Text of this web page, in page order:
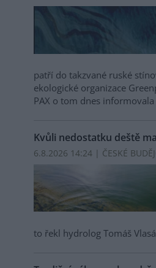
patří do takzvané ruské
ekologické organizace
PAX o tom dnes informovala
Kvůli nedostatku deště
6.8.2026 14:24 | ČESKÉ
to řekl hydrolog Tomáš